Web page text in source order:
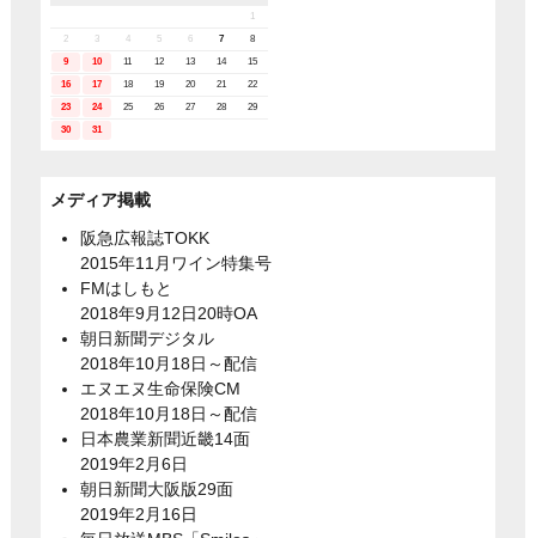
1
2 3 4 5 6 7 8
9 10 11 12 13 14 15
16 17 18 19 20 21 22
23 24 25 26 27 28 29
30 31
メディア掲載
阪急広報誌TOKK
2015年11月ワイン特集号
FMはしもと
2018年9月12日20時OA
朝日新聞デジタル
2018年10月18日～配信
エヌエヌ生命保険CM
2018年10月18日～配信
日本農業新聞近畿14面
2019年2月6日
朝日新聞大阪版29面
2019年2月16日